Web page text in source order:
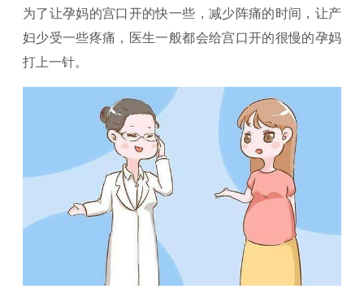
为了让孕妈的宫口开的快一些，减少阵痛的时间，让产
妇少受一些疼痛，医生一般都会给宫口开的很慢的孕妈
打上一针。